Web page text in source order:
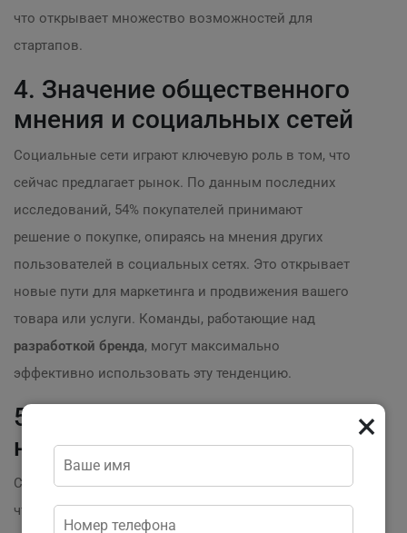
что открывает множество возможностей для
стартапов.
4. Значение общественного
мнения и социальных сетей
Социальные сети играют ключевую роль в том, что
сейчас предлагает рынок. По данным последних
исследований, 54% покупателей принимают
решение о покупке, опираясь на мнения других
пользователей в социальных сетях. Это открывает
новые пути для маркетинга и продвижения вашего
товара или услуги. Команды, работающие над
разработкой бренда, могут максимально
эффективно использовать эту тенденцию.
5. Глобализация и доступ к
новым рынкам
Современные технологии сделали возможным то,
что теперь продавцы могут предлагать свои товары
×